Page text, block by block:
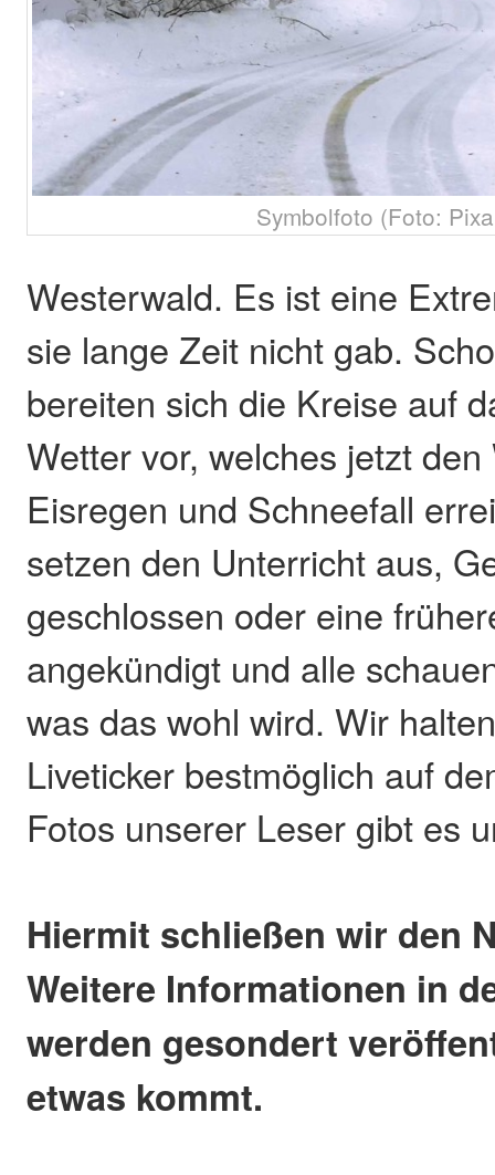
Symbolfoto (Foto:
Westerwald. Es ist eine
sie lange Zeit nicht gab.
bereiten sich die Kreise auf
Wetter vor, welches jetzt
Eisregen und Schneefall
setzen den Unterricht aus,
geschlossen oder eine
angekündigt und alle
was das wohl wird. Wir
Liveticker bestmöglich auf
Fotos unserer Leser gibt es
Hiermit schließen wir den
Weitere Informationen in
werden gesondert
etwas kommt.